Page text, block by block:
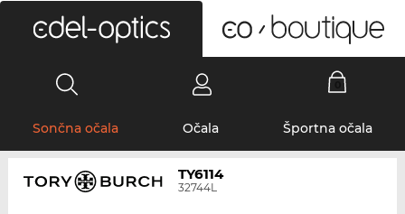
Sončna očala Očala Športna očala
TY6114
32744L